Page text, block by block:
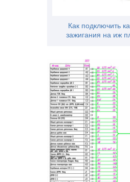
Как подключить
зажигания на иж